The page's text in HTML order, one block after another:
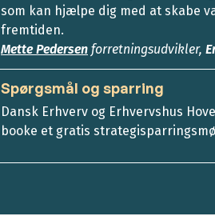
som kan hjælpe dig med at skabe
fremtiden.
Mette Pedersen forretningsudvikler,
Spørgsmål og sparring
Dansk Erhverv og Erhvervshus
booke et gratis